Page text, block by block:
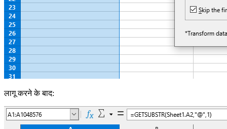
लागू करने के बाद: